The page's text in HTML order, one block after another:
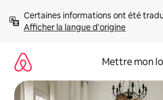
directement
Afficher la langue d'origine
Mettre mon